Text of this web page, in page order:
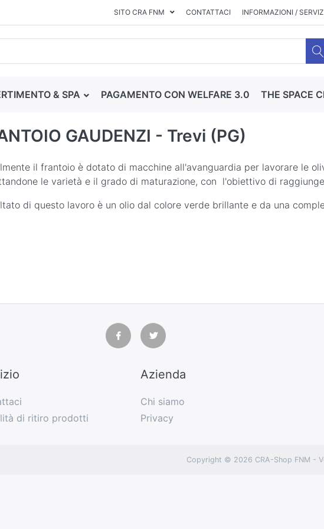
SITO CRA FNM CONTATTACI INFORMAZIONI /
& SPA PAGAMENTO CON WELFARE 3.0 THE SPACE
GAUDENZI - Trevi (PG)
il frantoio è dotato di macchine all'avanguardia per lavorare le
le varietà e il grado di maturazione, con l'obiettivo di
di questo lavoro è un olio dal colore verde brillante e da una
di ritiro prodotti
Azienda
Chi siamo
Privacy
Copyright © 2026 CRA-Shop FNM -